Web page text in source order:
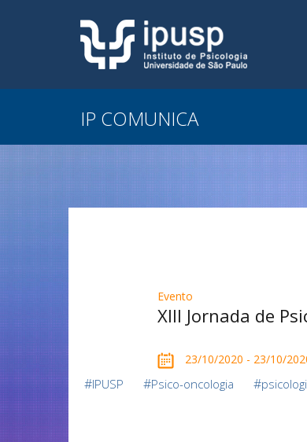
IP COMUNICA
Evento
XIII Jornada de
23/10/2020 - 23/10/
#IPUSP #Psico-oncologia #